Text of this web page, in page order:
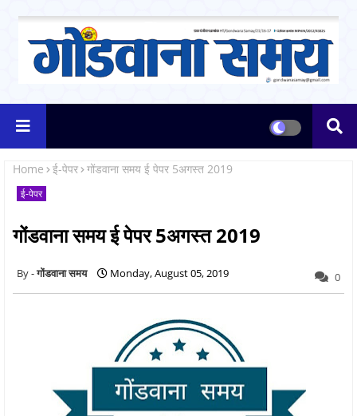
Home ई-पेपर गोंडवाना समय ई पेपर 5अगस्त 2019
ई-पेपर
गोंडवाना समय ई पेपर 5अगस्त 2019
गोंडवाना समय Monday, August 05, 2019 0